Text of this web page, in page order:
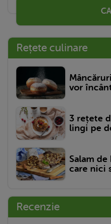
Rețete culinare
vor
3 rețete
lingi pe
Salam
care nici
Recenzie